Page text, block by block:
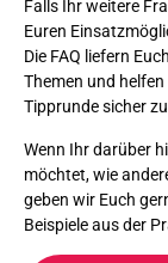
Falls Ihr weitere
Euren
Die FAQ liefern
Themen und
Tipprunde sicher
Wenn Ihr darüber
möchtet, wie
geben wir Euch
Beispiele aus der